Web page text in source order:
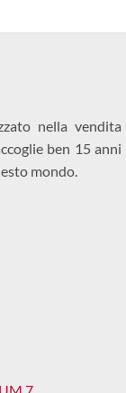
nella vendita
ben 15 anni
mondo.
7